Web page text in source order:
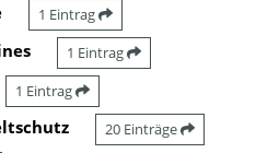
1 Eintrag
1 Eintrag
1 Eintrag
20 Einträge